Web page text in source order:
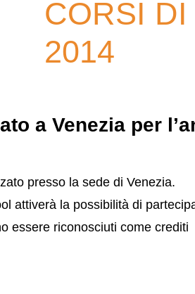
CORSI
2014
a Venezia per
presso la sede di Venezia.
attiverà la possibilità di
essere riconosciuti come crediti